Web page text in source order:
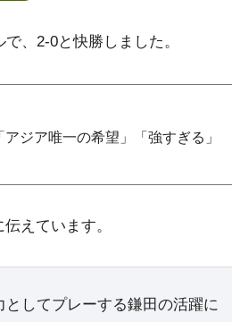
、2-0と快勝しました。
ジア唯一の希望」「強すぎる」
えています。
してプレーする鎌田の活躍に